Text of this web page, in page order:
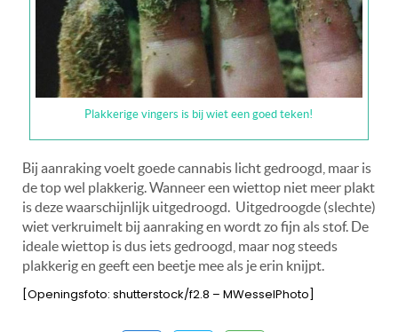
Plakkerige vingers is bij wiet een goed teken!
Bij aanraking voelt goede cannabis licht gedroogd, maar is
de top wel plakkerig. Wanneer een wiettop niet meer plakt
is deze waarschijnlijk uitgedroogd. Uitgedroogde (slechte)
wiet verkruimelt bij aanraking en wordt zo fijn als stof. De
ideale wiettop is dus iets gedroogd, maar nog steeds
plakkerig en geeft een beetje mee als je erin knijpt.
[Openingsfoto: shutterstock/f2.8 – MWesselPhoto]